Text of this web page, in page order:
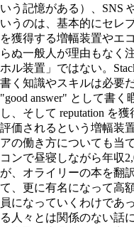
いう記憶がある）、SNS
いうのは、基本的にセレ
を獲得する増幅装置やエ
らぬ一般人が理由もなく
ホル装置」ではない。
書く知識やスキルは必要
"good answer" として書く
し、そして reputation を
評価されるという増幅装
アの働き方についても当
コンで昼寝しながら年収
が、オライリーの本を翻
て、更に有名になって高
員になっていくわけであ
る人々とは関係のない話